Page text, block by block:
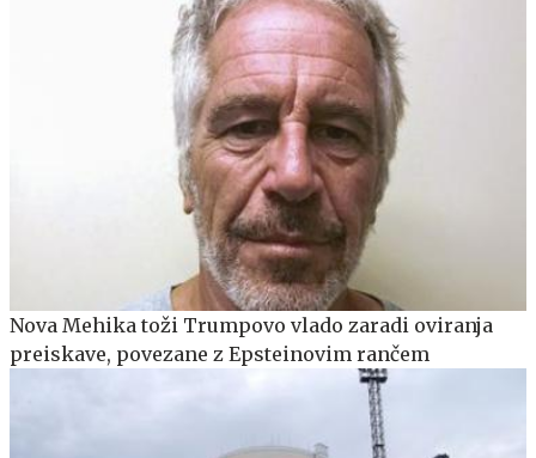
Nova Mehika toži Trumpovo vlado zaradi oviranja
preiskave, povezane z Epsteinovim rančem